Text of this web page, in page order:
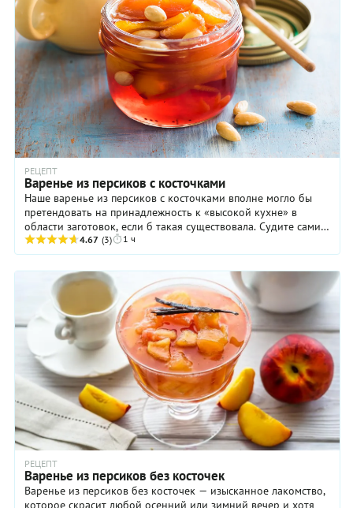
РЕЦЕПТ
Варенье из персиков с косточками
Наше варенье из персиков с косточками вполне могло бы
претендовать на принадлежность к «высокой кухне» в
области заготовок, если б такая существовала. Судите сами!
Во-первых, вместо сахара мы ...
4.67 (3) 1 ч
РЕЦЕПТ
Варенье из персиков без косточек
Варенье из персиков без косточек — изысканное лакомство,
которое скрасит любой осенний или зимний вечер и хотя